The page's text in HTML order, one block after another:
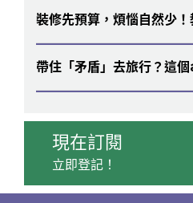
裝修先預算，煩惱自然少
帶住「矛盾」去旅行？這
現在訂閱
立即登記！